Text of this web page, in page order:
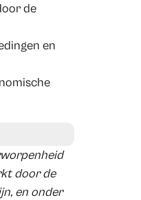
de
en
door de
en onder